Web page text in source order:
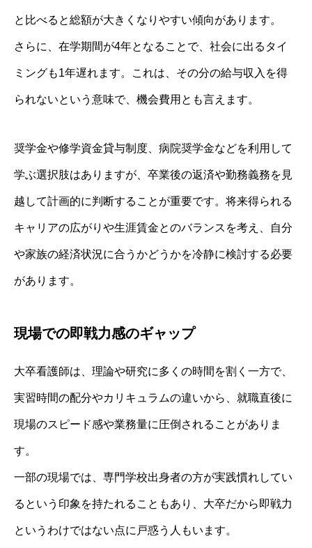
と比べると総額が大きくなりやすい傾向があります。
さらに、在学期間が4年となることで、社会に出るタイ
ミングも1年遅れます。これは、その分の給与収入を得
られないという意味で、機会費用とも言えます。
奨学金や修学資金貸与制度、病院奨学金などを利用して
学ぶ選択肢はありますが、卒業後の返済や勤務義務を見
越して計画的に判断することが重要です。将来得られる
キャリアの広がりや生涯賃金とのバランスを考え、自分
や家族の経済状況に合うかどうかを冷静に検討する必要
があります。
現場での即戦力感のギャップ
大卒看護師は、理論や研究に多くの時間を割く一方で、
実習時間の配分やカリキュラムの違いから、就職直後に
現場のスピード感や業務量に圧倒されることがありま
す。
一部の現場では、専門学校出身者の方が実践慣れしてい
るという印象を持たれることもあり、大卒だから即戦力
というわけではない点に戸惑う人もいます。